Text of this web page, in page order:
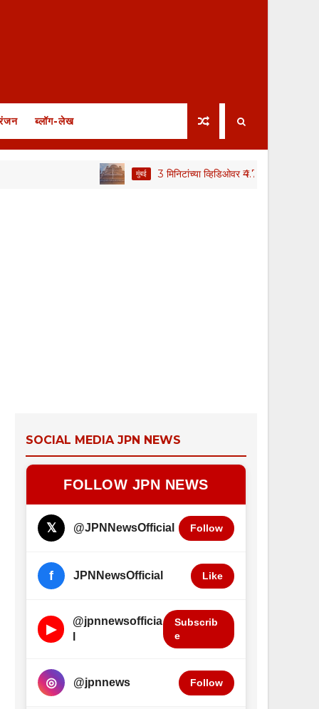
ब्लॉग-लेख
मुंबई 3 मिनिटांच्या व्हिडिओवर ₹4.72 लाख खर्चाचा वाद;
SOCIAL MEDIA JPN NEWS
FOLLOW JPN NEWS
𝕏 @JPNNewsOfficial Follow
f JPNNewsOfficial Like
▶
@jpnnewsofficia
Subscrib
e
◎ @jpnnews Follow